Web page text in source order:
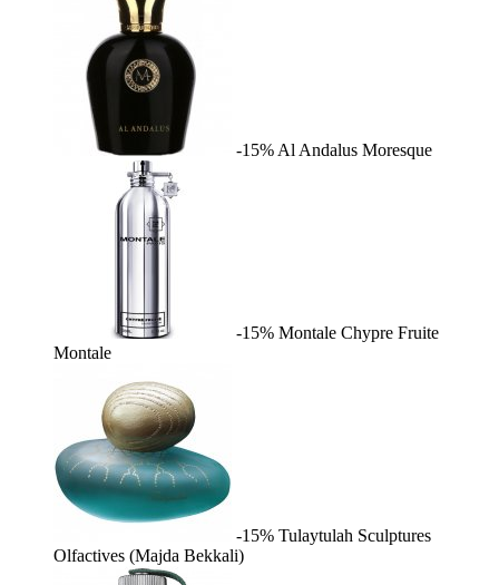
-15% Al Andalus Moresque
-15% Montale Chypre Fruite
Montale
-15% Tulaytulah Sculptures
Olfactives (Majda Bekkali)